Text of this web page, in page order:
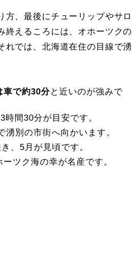
方、最後にチューリップやサロ
終えるころには、オホーツクの
れでは、北海道在住の目線で湧
車で約30分 と近いのが強みで
間30分が目安です。
別の市街へ向かいます。
、5月が見頃です。
ツク海の幸が名産です。